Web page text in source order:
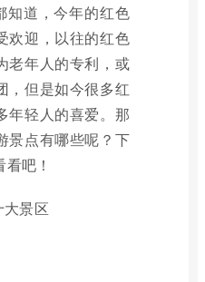
知道，今年的红色
欢迎，以往的红色
老年人的专利，或
，但是如今很多红
年轻人的喜爱。那
景点有哪些呢？下
吧！
景区